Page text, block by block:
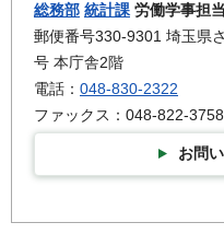
総務部 統計課 労働学事担当
郵便番号330-9301 埼玉県
号 本庁舎2階
電話： 048-830-2322
ファックス：048-822-3758
お問